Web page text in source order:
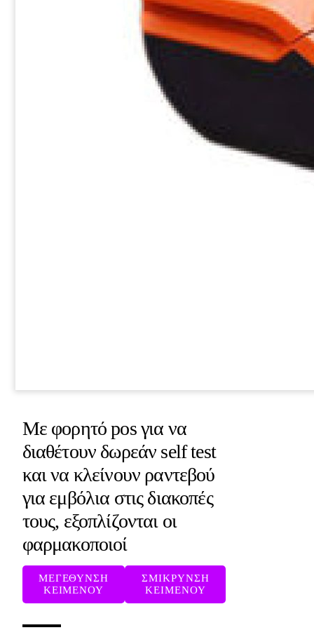
Με φορητό pos για να
διαθέτουν δωρεάν self test
και να κλείνουν ραντεβού
για εμβόλια στις διακοπές
τους, εξοπλίζονται οι
φαρμακοποιοί
ΜΕΓΕΘΥΝΣΗ
ΚΕΙΜΕΝΟΥ
ΣΜΙΚΡΥΝΣΗ
ΚΕΙΜΕΝΟΥ